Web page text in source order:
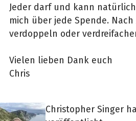
Jeder darf und kann
mich über jede Spende.
verdoppeln oder
Vielen lieben Dank euch
Chris
Christopher Singer